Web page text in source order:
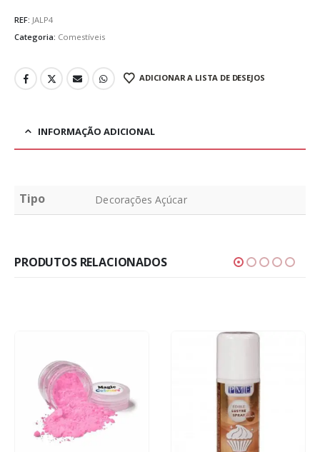
REF: JALP4
Categoria: Comestíveis
ADICIONAR A LISTA DE DESEJOS
INFORMAÇÃO ADICIONAL
Tipo Decorações Açúcar
PRODUTOS RELACIONADOS